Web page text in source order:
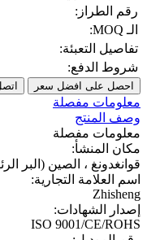
رقم الطراز:
الـ MOQ:
تفاصيل التعبئة:
شروط الدفع:
احصل على افضل سعر
معلومات مفصلة
وصف المنتج
معلومات مفصلة
مكان المنشأ:
قوانغدونغ ، الصين (البر
اسم العلامة التجارية:
Zhisheng
إصدار الشهادات:
ISO 9001/CE/ROHS